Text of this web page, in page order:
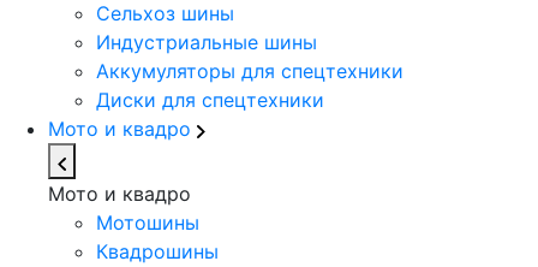
Сельхоз шины
Индустриальные шины
Аккумуляторы для спецтехники
Диски для спецтехники
Мото и квадро
Мото и квадро
Мотошины
Квадрошины